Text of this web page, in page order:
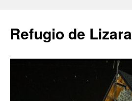
contenido
Refugio de Lizara